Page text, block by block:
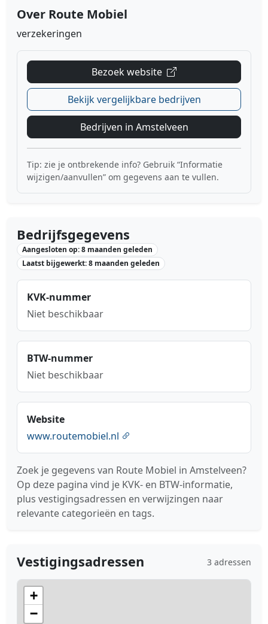
Over Route Mobiel
verzekeringen
Bezoek website
Bekijk vergelijkbare bedrijven
Bedrijven in Amstelveen
Tip: zie je ontbrekende info? Gebruik “Informatie
wijzigen/aanvullen” om gegevens aan te vullen.
Bedrijfsgegevens
Aangesloten op: 8 maanden geleden
Laatst bijgewerkt: 8 maanden geleden
KVK-nummer
Niet beschikbaar
BTW-nummer
Niet beschikbaar
Website
www.routemobiel.nl
Zoek je gegevens van Route Mobiel in Amstelveen?
Op deze pagina vind je KVK- en BTW-informatie,
plus vestigingsadressen en verwijzingen naar
relevante categorieën en tags.
Vestigingsadressen 3 adressen
+
−